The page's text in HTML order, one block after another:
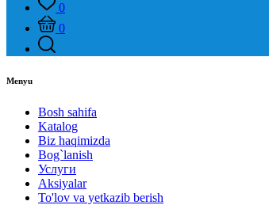
0
0
Menyu
Bosh sahifa
Katalog
Biz haqimizda
Bog`lanish
Услуги
Aksiyalar
To'lov va yetkazib berish